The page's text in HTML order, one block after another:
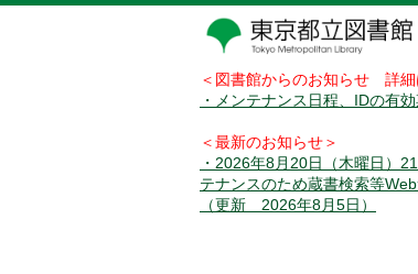
＜図書館からのお知らせ 詳細
・メンテナンス日程、IDの有
＜最新のお知らせ＞
・2026年8月20日（木曜日）
テナンスのため蔵書検索等
（更新 2026年8月5日）